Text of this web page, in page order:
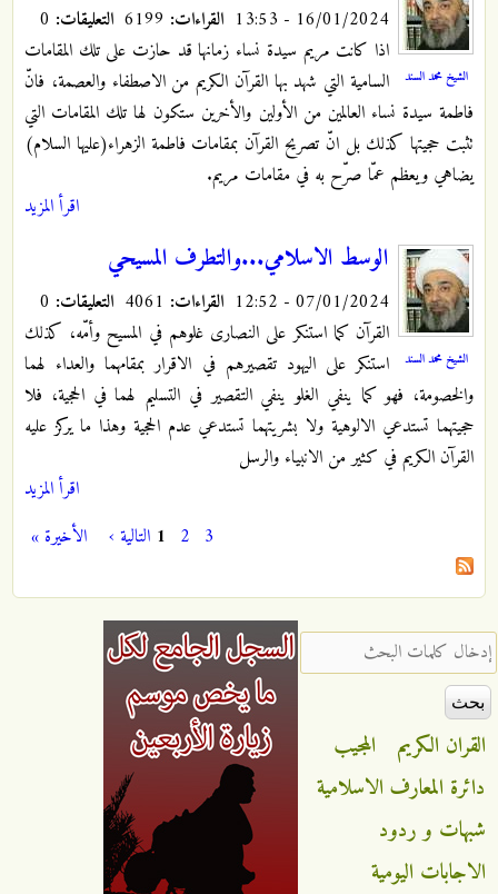
الشيخ محمد السند
16/01/2024 - 13:53 القراءات: التعليقات:
اذا كانت مريم سيدة نساء زمانها قد حازت على تلك المقامات
السامية التي شهد بها القرآن الكريم من الاصطفاء والعصمة، فانّ
فاطمة سيدة نساء العالمين من الأولين والأخرين ستكون لها تلك المقامات التي
تثبت حجيتها كذلك بل انّ تصريح القرآن بمقامات فاطمة الزهراء(عليها السلام)
يضاهي ويعظم عمّا صرّح به في مقامات مريم.
اقرأ المزيد
الشيخ محمد السند
الوسط الاسلامي...والتطرف المسيحي
07/01/2024 - 12:52 القراءات: التعليقات:
القرآن كما استنكر على النصارى غلوهم في المسيح وأمّه، كذلك
استنكر على اليهود تقصيرهم في الاقرار بمقامهما والعداء لهما
والخصومة، فهو كما ينفي الغلو ينفي التقصير في التسليم لهما في الحجية، فلا
حجيتهما تستدعي الالوهية ولا بشريتهما تستدعي عدم الحجية وهذا ما يركز عليه
القرآن الكريم في كثير من الانبياء والرسل
اقرأ المزيد
الصفحات 1 2 3 التالية › الأخيرة »
‏إدخال كلمات البحث ‏
القران الكريم
المجيب
دائرة المعارف الاسلامية
شبهات و ردود
الاجابات اليومية